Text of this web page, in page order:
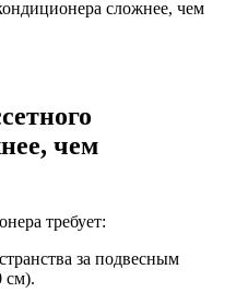
сложнее, чем
чем
требует:
за подвесным
см).